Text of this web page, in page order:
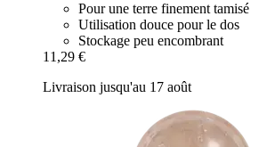
Pour une terre finement tamisé
Utilisation douce pour le dos
Stockage peu encombrant
11,29 €
Livraison jusqu'au 17 août